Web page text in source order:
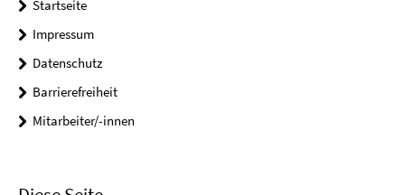
Startseite
Impressum
Datenschutz
Barrierefreiheit
Mitarbeiter/-innen